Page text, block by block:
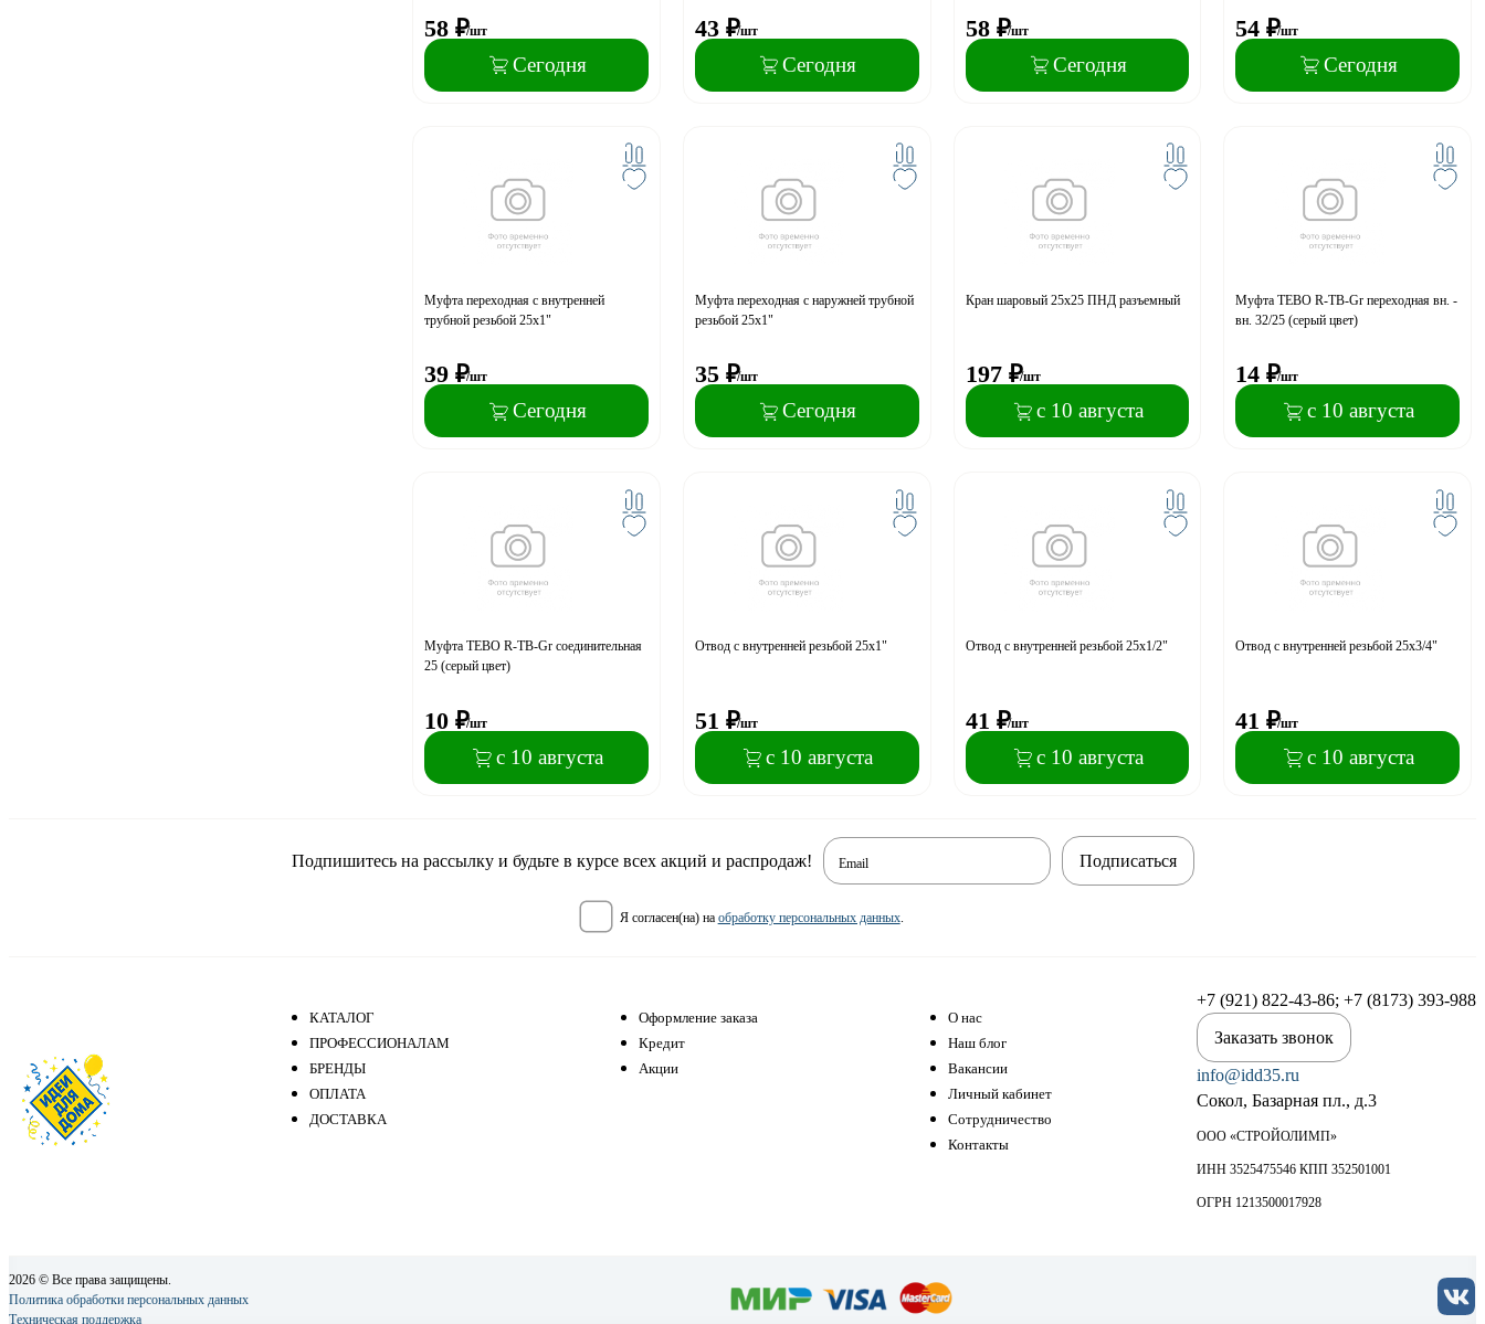
58 ₽/шт
Сегодня
43 ₽/шт
Сегодня
58 ₽/шт
Сегодня
54 ₽/шт
Сегодня
Муфта переходная с внутренней
трубной резьбой 25x1"
39 ₽/шт
Сегодня
Муфта переходная с наружней трубной
резьбой 25x1"
35 ₽/шт
Сегодня
Кран шаровый 25х25 ПНД разъемный
197 ₽/шт
с 10 августа
Муфта TEBO R-TB-Gr переходная вн. -
вн. 32/25 (серый цвет)
14 ₽/шт
с 10 августа
Муфта TEBO R-TB-Gr соединительная
25 (серый цвет)
10 ₽/шт
с 10 августа
Отвод с внутренней резьбой 25х1"
51 ₽/шт
с 10 августа
Отвод с внутренней резьбой 25х1/2"
41 ₽/шт
с 10 августа
Отвод с внутренней резьбой 25х3/4"
41 ₽/шт
с 10 августа
Подпишитесь на рассылку и будьте в курсе всех акций и распродаж! Email
я согласен(на) на обработку персональных данных.
Подписаться
КАТАЛОГ
ПРОФЕССИОНАЛАМ
БРЕНДЫ
ОПЛАТА
ДОСТАВКА
Оформление заказа
Кредит
Акции
О нас
Наш блог
Вакансии
Личный кабинет
Сотрудничество
Контакты
+7 (921) 822-43-86; +7 (8173) 393-988
Заказать звонок
info@idd35.ru
Сокол, Базарная пл., д.3
ООО «СТРОЙОЛИМП»
ИНН 3525475546 КПП 352501001
ОГРН 1213500017928
2026 © Все права защищены.
Политика обработки персональных данных
Техническая поддержка